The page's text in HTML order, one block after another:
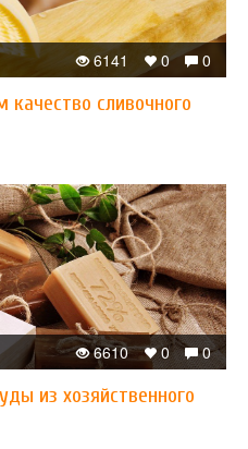
0
0
6141
качество сливочного
0
0
6610
из хозяйственного